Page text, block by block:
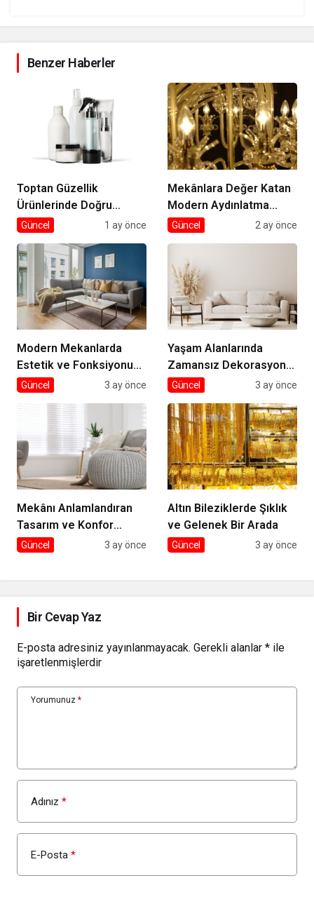
Benzer Haberler
Toptan Güzellik
Ürünlerinde Doğru
Tedarik
Güncel 1 ay önce
Mekânlara Değer Katan
Modern Aydınlatma
Seçimleri
Güncel 2 ay önce
Modern Mekanlarda
Estetik ve Fonksiyonun
Dengesi
Güncel 3 ay önce
Yaşam Alanlarında
Zamansız Dekorasyon
Rehberi
Güncel 3 ay önce
Mekânı Anlamlandıran
Tasarım ve Konfor
Dengesi
Güncel 3 ay önce
Altın Bileziklerde Şıklık
ve Gelenek Bir Arada
Güncel 3 ay önce
Bir Cevap Yaz
E-posta adresiniz yayınlanmayacak. Gerekli alanlar * ile
işaretlenmişlerdir
Yorumunuz *
Adınız *
E-Posta *